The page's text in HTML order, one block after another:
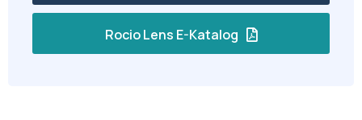
Rocio Lens E-Katalog